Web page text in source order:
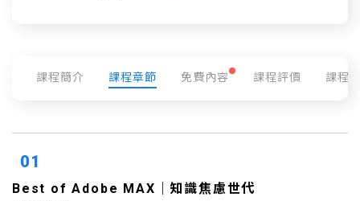
課程簡介 課程章節 免費內容 課程評價 課程
01
Best of Adobe MAX｜知識焦慮世代